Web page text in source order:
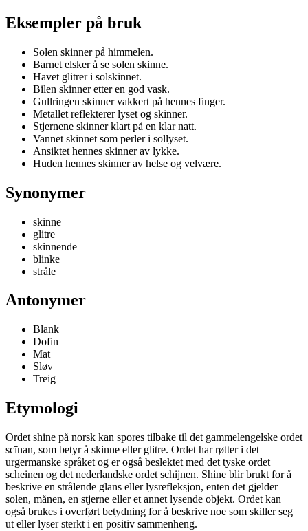
Eksempler på bruk
Solen skinner på himmelen.
Barnet elsker å se solen skinne.
Havet glitrer i solskinnet.
Bilen skinner etter en god vask.
Gullringen skinner vakkert på hennes finger.
Metallet reflekterer lyset og skinner.
Stjernene skinner klart på en klar natt.
Vannet skinnet som perler i sollyset.
Ansiktet hennes skinner av lykke.
Huden hennes skinner av helse og velvære.
Synonymer
skinne
glitre
skinnende
blinke
stråle
Antonymer
Blank
Dofin
Mat
Sløv
Treig
Etymologi
Ordet shine på norsk kan spores tilbake til det gammelengelske ordet
scīnan, som betyr å skinne eller glitre. Ordet har røtter i det
urgermanske språket og er også beslektet med det tyske ordet
scheinen og det nederlandske ordet schijnen. Shine blir brukt for å
beskrive en strålende glans eller lysrefleksjon, enten det gjelder
solen, månen, en stjerne eller et annet lysende objekt. Ordet kan
også brukes i overført betydning for å beskrive noe som skiller seg
ut eller lyser sterkt i en positiv sammenheng.